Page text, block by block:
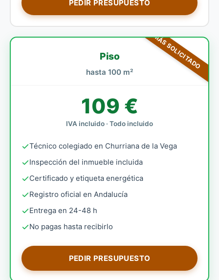
PEDIR PRESUPUESTO
MÁS SOLICITADO
Piso
hasta 100 m²
109 €
IVA incluido · Todo incluido
Técnico colegiado en Churriana de la Vega
Inspección del inmueble incluida
Certificado y etiqueta energética
Registro oficial en Andalucía
Entrega en 24-48 h
No pagas hasta recibirlo
PEDIR PRESUPUESTO